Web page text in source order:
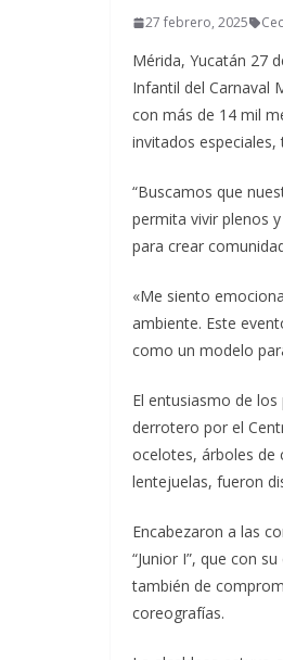
27 febrero, 2025
Mérida, Yucatán 27
Infantil del Carnaval
con más de 14 mil
invitados
“Buscamos que
permita vivir plenos
para crear
«Me siento
ambiente. Este
como un modelo
El entusiasmo de
derrotero por el
ocelotes, árboles de
lentejuelas, fueron
Encabezaron a las
“Junior I”, que con
también de
coreografías.